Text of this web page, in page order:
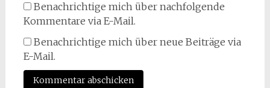
Benachrichtige mich über nachfolgende
Kommentare via E-Mail.
Benachrichtige mich über neue Beiträge via
E-Mail.